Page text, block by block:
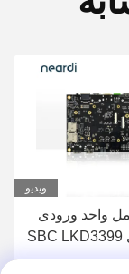
RK3399pro لینوکس
کامپیوتر صنعتی تک